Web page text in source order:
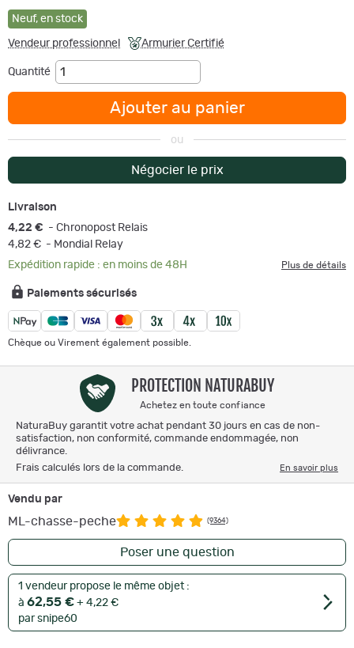
Neuf, en stock
Vendeur professionnel Armurier Certifié
Quantité
Ajouter au panier
ou
Négocier le prix
Livraison
4,22 € - Chronopost Relais
4,82 € - Mondial Relay
Expédition rapide : en moins de 48H
Plus de détails
Paiements sécurisés
Chèque ou Virement également possible.
PROTECTION NATURABUY
Achetez en toute confiance
NaturaBuy garantit votre achat pendant 30 jours en cas de non-
satisfaction, non conformité, commande endommagée, non
délivrance.
Frais calculés lors de la commande.
En savoir plus
Vendu par
ML-chasse-peche (9364)
Poser une question
1 vendeur propose le même objet :
à 62,55 € + 4,22 €
par snipe60